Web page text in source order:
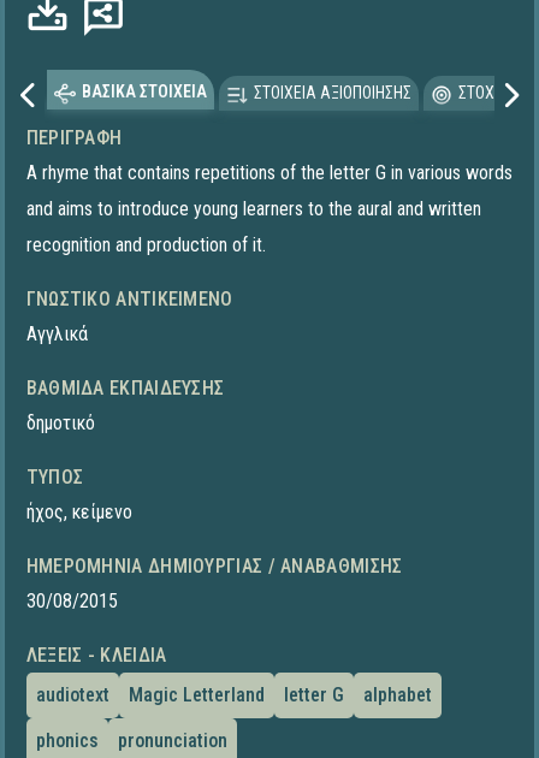
ΒΑΣΙΚΑ ΣΤΟΙΧΕΙΑ ΣΤΟΙΧΕΙΑ ΑΞΙΟΠΟΙΗΣΗΣ
ΠΕΡΙΓΡΑΦΉ
A rhyme that contains repetitions of the letter G in various words
and aims to introduce young learners to the aural and written
recognition and production of it.
ΓΝΩΣΤΙΚΌ ΑΝΤΙΚΕΊΜΕΝΟ
Αγγλικά
ΒΑΘΜΊΔΑ ΕΚΠΑΊΔΕΥΣΗΣ
δημοτικό
ΤΎΠΟΣ
ήχος, κείμενο
ΗΜΕΡΟΜΗΝΊΑ ΔΗΜΙΟΥΡΓΊΑΣ / ΑΝΑΒΆΘΜΙΣΗΣ
30/08/2015
ΛΈΞΕΙΣ - ΚΛΕΙΔΙΆ
audiotext
Magic Letterland letter G
alphabet
phonics
pronunciation